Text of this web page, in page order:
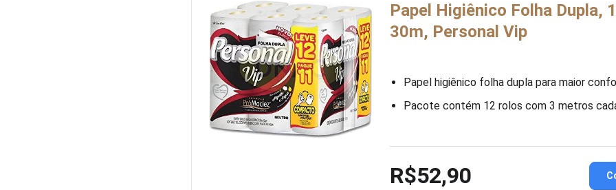
Papel Higiênico Folha Dupla,
30m, Personal Vip
Papel higiênico folha dupla para maior
Pacote contém 12 rolos com 3 metros
R$52,90